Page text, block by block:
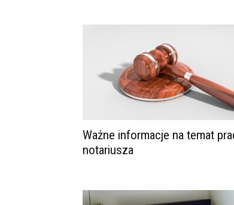
Ważne informacje na temat
notariusza